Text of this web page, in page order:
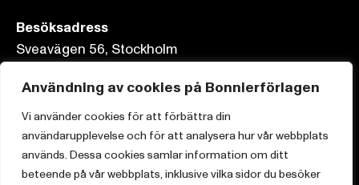
Användning av cookies på Bonnierförlagen
Vi använder cookies för att förbättra din
användarupplevelse och för att analysera hur vår webbplats
används. Dessa cookies samlar information om ditt
beteende på vår webbplats, inklusive vilka sidor du besöker
Besöksadress
Sveavägen 56, Stockholm
Postadress
Box 3159, 103 63 Stockholm